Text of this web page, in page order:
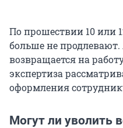
По прошествии 10 или
больше не
возвращается на
экспертиза
оформления
Могут ли уволить